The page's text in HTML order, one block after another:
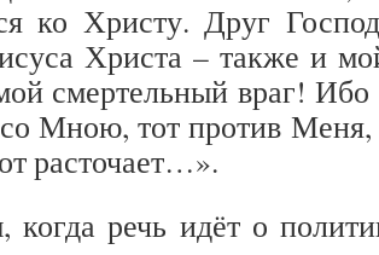
ко Христу. Друг
Христа – также и
смертельный враг!
Мною, тот против Меня,
расточает…».
когда речь идёт о